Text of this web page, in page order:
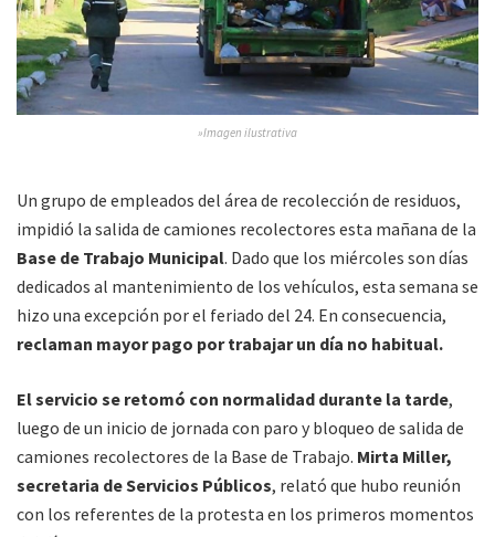
»Imagen ilustrativa
Un grupo de empleados del área de recolección de residuos,
impidió la salida de camiones recolectores esta mañana de la
Base de Trabajo Municipal. Dado que los miércoles son días
dedicados al mantenimiento de los vehículos, esta semana se
hizo una excepción por el feriado del 24. En consecuencia,
reclaman mayor pago por trabajar un día no habitual.
El servicio se retomó con normalidad durante la tarde,
luego de un inicio de jornada con paro y bloqueo de salida de
camiones recolectores de la Base de Trabajo. Mirta Miller,
secretaria de Servicios Públicos, relató que hubo reunión
con los referentes de la protesta en los primeros momentos